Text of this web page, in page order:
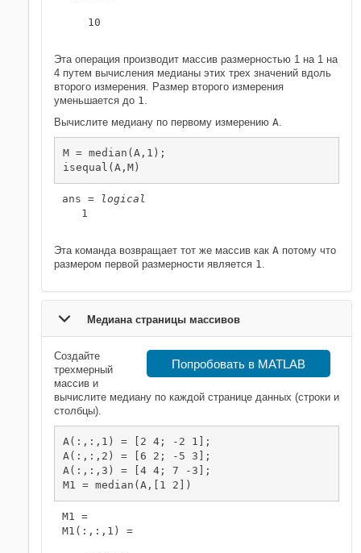
    10
Эта операция производит массив размерностью 1 на 1 на
4 путем вычисления медианы этих трех значений вдоль
второго измерения. Размер второго измерения
уменьшается до 1.
Вычислите медиану по первому измерению A.
M = median(A,1);
isequal(A,M)
ans =
logical
   1
Эта команда возвращает тот же массив как A потому что
размером первой размерности является 1.
Медиана страницы массивов
Попробовать в MATLAB
Создайте
трехмерный
массив и
вычислите медиану по каждой странице данных (строки и
столбцы).
A(:,:,1) = [2 4; -2 1];
A(:,:,2) = [6 2; -5 3];
A(:,:,3) = [4 4; 7 -3];
M1 = median(A,[1 2])
M1 =
M1(:,:,1) =